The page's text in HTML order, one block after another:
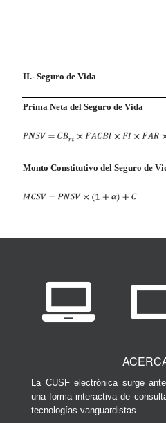
II.- Seguro de Vida
Prima Neta del Seguro de Vida
Monto Constitutivo del Seguro de
La CUSF electrónica surge
una forma interactiva de
tecnologías vanguardistas.